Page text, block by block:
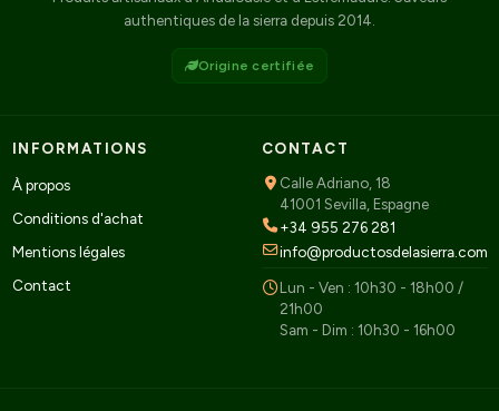
authentiques de la sierra depuis 2014.
Origine certifiée
INFORMATIONS
À propos
Conditions d'achat
Mentions légales
Contact
CONTACT
Calle Adriano, 18
41001 Sevilla, Espagne
+34 955 276 281
info@productosdelasierra.com
Lun - Ven : 10h30 - 18h00 /
21h00
Sam - Dim : 10h30 - 16h00